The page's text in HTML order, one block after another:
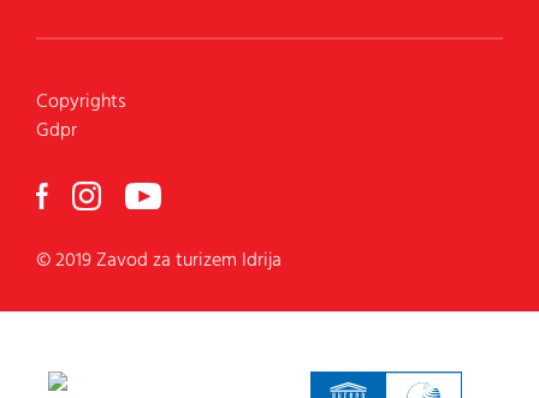
Copyrights
Gdpr
© 2019 Zavod za turizem Idrija